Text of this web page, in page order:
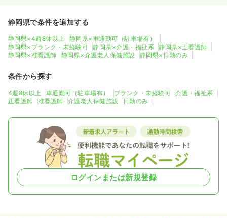
静岡県で条件を追加する
静岡県×4週8休以上
静岡県×車通勤可（駐車場有）
静岡県×ブランク・未経験可
静岡県×介護・福祉系
静岡県×正看護師
静岡県×准看護師
静岡県×介護老人保健施設 静岡県×日勤のみ
条件から探す
4週8休以上 車通勤可（駐車場有） ブランク・未経験可
介護・福祉系
正看護師
准看護師 介護老人保健施設 日勤のみ
ログインまたは新規登録